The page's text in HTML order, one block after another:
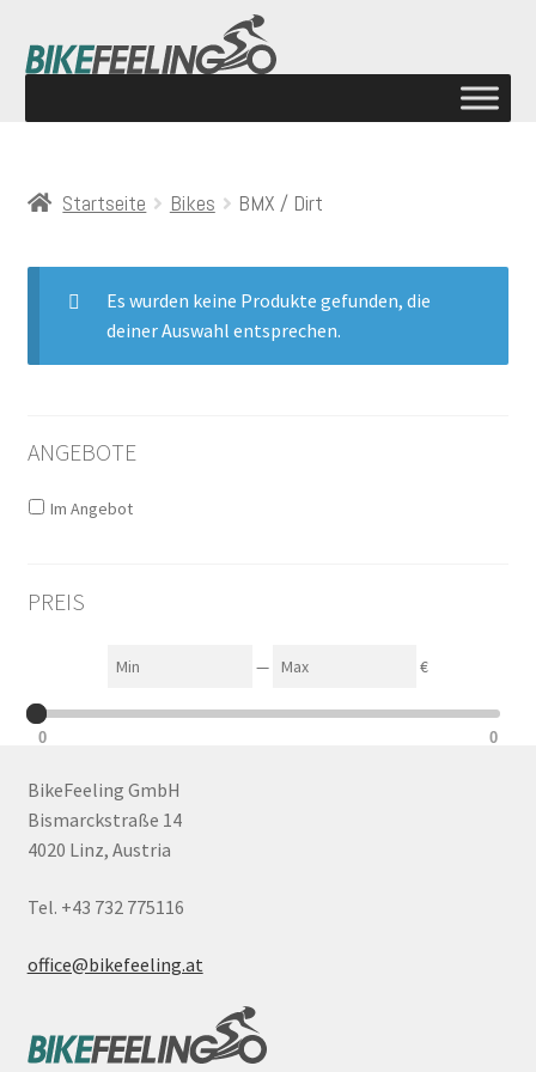
Startseite Bikes BMX / Dirt
Es wurden keine Produkte gefunden, die
deiner Auswahl entsprechen.
ANGEBOTE
Im Angebot
PREIS
Min — Max €
0 0
BikeFeeling GmbH
Bismarckstraße 14
4020 Linz, Austria
Tel. +43 732 775116
office@bikefeeling.at